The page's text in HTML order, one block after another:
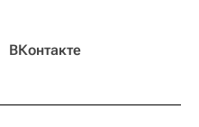
ВКонтакте